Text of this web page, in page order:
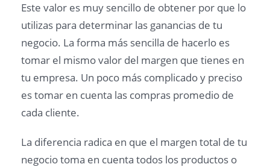
Este valor es muy sencillo de obtener por que lo
utilizas para determinar las ganancias de tu
negocio. La forma más sencilla de hacerlo es
tomar el mismo valor del margen que tienes en
tu empresa. Un poco más complicado y preciso
es tomar en cuenta las compras promedio de
cada cliente.
La diferencia radica en que el margen total de tu
negocio toma en cuenta todos los productos o